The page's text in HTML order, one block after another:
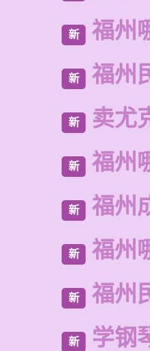
新 福州
新 福州
新 卖尤
新 福州
新 福州
新 福州
新 福州
新 学钢